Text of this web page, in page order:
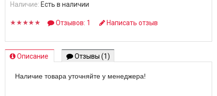
Наличие: Есть в наличии
Отзывов: 1 Написать отзыв
Описание Отзывы (1)
Наличие товара уточняйте у менеджера!